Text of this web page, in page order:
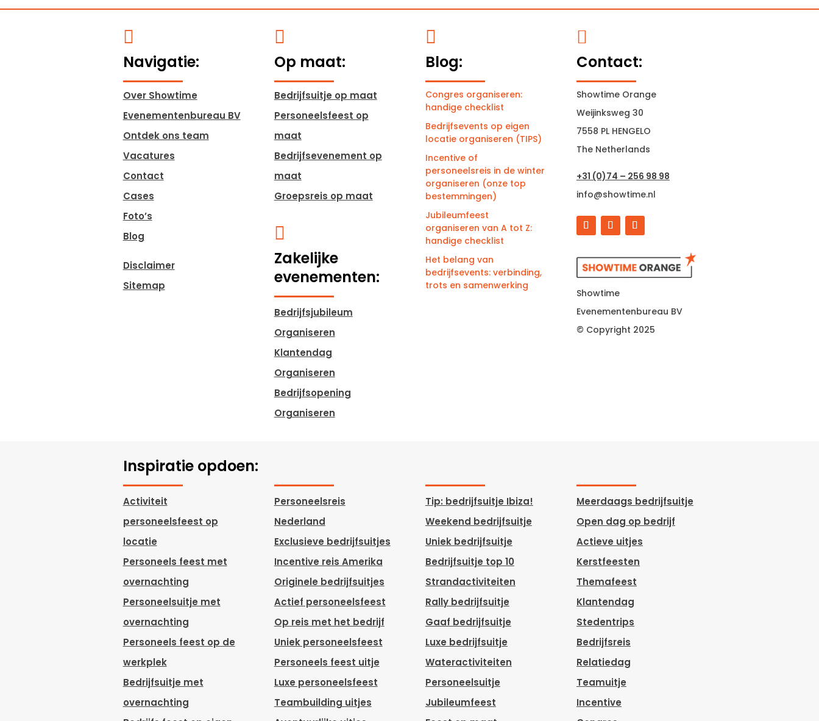

Navigatie:
Over Showtime
Evenementenbureau BV
Ontdek ons team
Vacatures
Contact
Cases
Foto’s
Blog
Disclaimer
Sitemap

Op maat:
Bedrijfsuitje op maat
Personeelsfeest op
maat
Bedrijfsevenement op
maat
Groepsreis op maat

Zakelijke
evenementen:
Bedrijfsjubileum
Organiseren
Klantendag
Organiseren
Bedrijfsopening
Organiseren

Blog:
Congres organiseren:
handige checklist
Bedrijfsevents op eigen
locatie organiseren (TIPS)
Incentive of
personeelsreis in de winter
organiseren (onze top
bestemmingen)
Jubileumfeest
organiseren van A tot Z:
handige checklist
Het belang van
bedrijfsevents: verbinding,
trots en samenwerking

Contact:
Showtime Orange
Weijinksweg 30
7558 PL HENGELO
The Netherlands
+31 (0)74 – 256 98 98
info@showtime.nl
Showtime
Evenementenbureau BV
© Copyright 2025
Inspiratie opdoen:
Activiteit
personeelsfeest op
locatie
Personeels feest met
overnachting
Personeelsuitje met
overnachting
Personeels feest op de
werkplek
Bedrijfsuitje met
overnachting
Personeelsreis
Nederland
Exclusieve bedrijfsuitjes
Incentive reis Amerika
Originele bedrijfsuitjes
Actief personeelsfeest
Op reis met het bedrijf
Uniek personeelsfeest
Personeels feest uitje
Luxe personeelsfeest
Teambuilding uitjes
Tip: bedrijfsuitje Ibiza!
Weekend bedrijfsuitje
Uniek bedrijfsuitje
Bedrijfsuitje top 10
Strandactiviteiten
Rally bedrijfsuitje
Gaaf bedrijfsuitje
Luxe bedrijfsuitje
Wateractiviteiten
Personeelsuitje
Jubileumfeest
Meerdaags bedrijfsuitje
Open dag op bedrijf
Actieve uitjes
Kerstfeesten
Themafeest
Klantendag
Stedentrips
Bedrijfsreis
Relatiedag
Teamuitje
Incentive